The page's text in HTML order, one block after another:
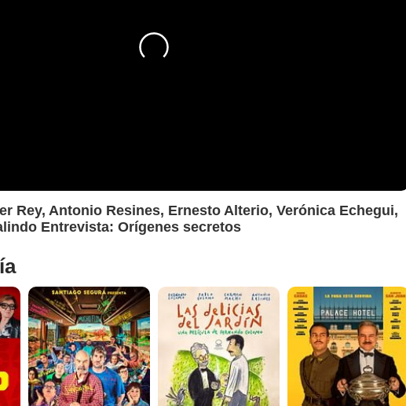
Rey, Antonio Resines, Ernesto Alterio, Verónica Echegui,
Entrevista: Orígenes secretos